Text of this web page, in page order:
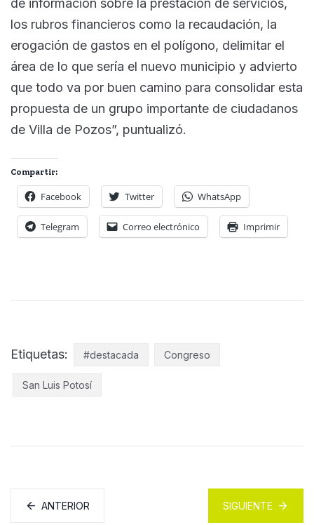
de información sobre la prestación de servicios,
los rubros financieros como la recaudación, la
erogación de gastos en el polígono, delimitar el
área de lo que sería el nuevo municipio y advierto
que todo va por buen camino para consolidar esta
propuesta de un grupo importante de ciudadanos
de Villa de Pozos”, puntualizó.
Compartir:
Facebook Twitter WhatsApp
Telegram Correo electrónico Imprimir
Etiquetas: #destacada Congreso
San Luis Potosí
ANTERIOR SIGUIENTE